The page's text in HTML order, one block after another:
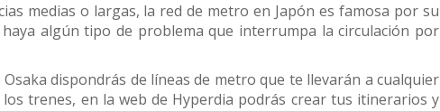
medias o largas, la red de metro en Japón es famosa por su
algún tipo de problema que interrumpa la circulación por
dispondrás de líneas de metro que te llevarán a cualquier
trenes, en la web de Hyperdia podrás crear tus itinerarios y